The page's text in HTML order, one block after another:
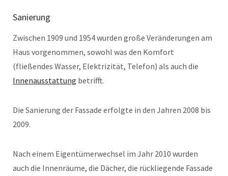
Sanierung
Zwischen 1909 und 1954 wurden große Veränderungen am
Haus vorgenommen, sowohl was den Komfort
(fließendes Wasser, Elektrizität, Telefon) als auch die
Innenausstattung betrifft.
Die Sanierung der Fassade erfolgte in den Jahren 2008 bis
2009.
Nach einem Eigentümerwechsel im Jahr 2010 wurden
auch die Innenräume, die Dächer, die rückliegende Fassade